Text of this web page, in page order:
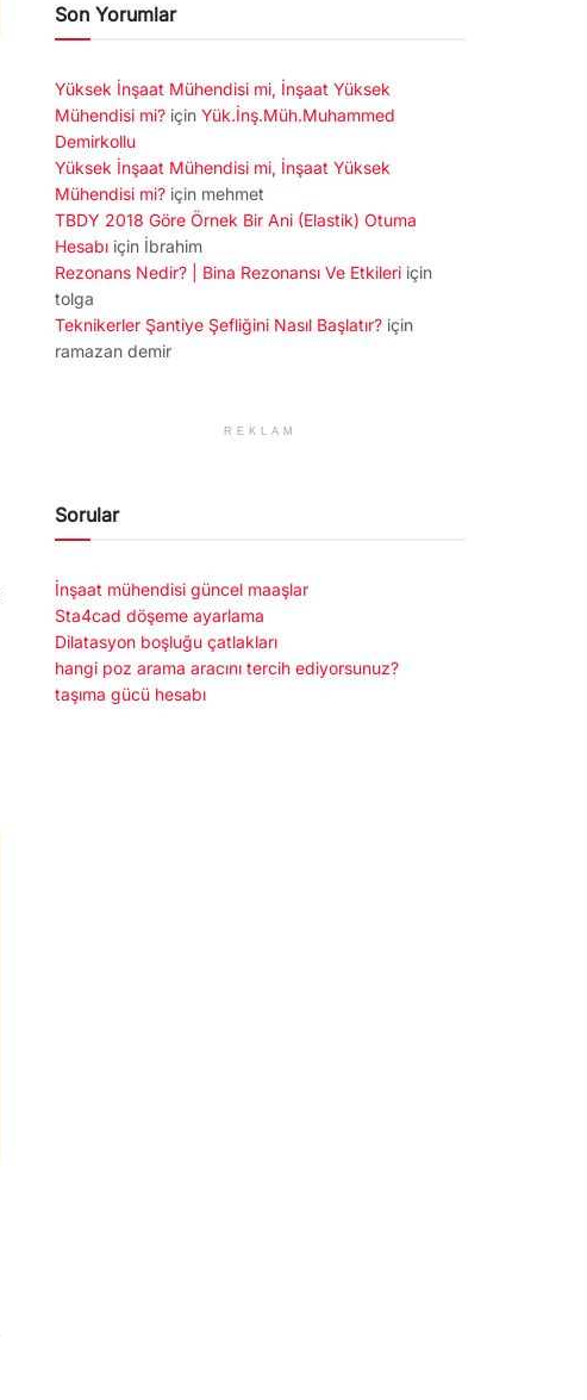
Son Yorumlar
Yüksek İnşaat Mühendisi mi, İnşaat Yüksek
Mühendisi mi? için Yük.İnş.Müh.Muhammed
Demirkollu
Yüksek İnşaat Mühendisi mi, İnşaat Yüksek
Mühendisi mi? için mehmet
TBDY 2018 Göre Örnek Bir Ani (Elastik) Otuma
Hesabı için İbrahim
Rezonans Nedir? | Bina Rezonansı Ve Etkileri için
tolga
Teknikerler Şantiye Şefliğini Nasıl Başlatır? için
ramazan demir
REKLAM
Sorular
İnşaat mühendisi güncel maaşlar
Sta4cad döşeme ayarlama
Dilatasyon boşluğu çatlakları
hangi poz arama aracını tercih ediyorsunuz?
taşıma gücü hesabı